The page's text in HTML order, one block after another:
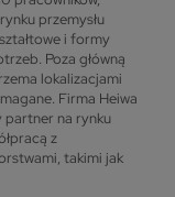
przemysłu
i formy
Poza główną
lokalizacjami
Firma Heiwa
partner na rynku
z
takimi jak